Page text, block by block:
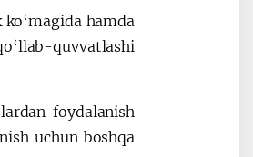
hamda
quvvatlashi
foydalanish
uchun boshqa